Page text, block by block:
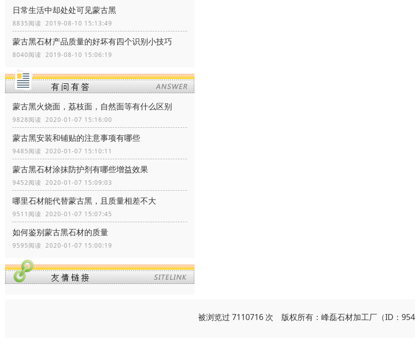
日常生活中却处处可见蒙古黑
8835阅读 2019-08-10 15:13:49
蒙古黑石材产品质量的好坏有四个识别小技巧
8040阅读 2019-08-10 15:06:19
蒙古黑火烧面，荔枝面，自然面等有什么区别
9828阅读 2020-01-07 15:16:00
蒙古黑安装和铺贴的注意事项有哪些
9485阅读 2020-01-07 15:10:11
蒙古黑石材涂抹防护剂有哪些增益效果
9452阅读 2020-01-07 15:09:03
哪里石材能代替蒙古黑，且质量相差不大
9511阅读 2020-01-07 15:07:45
如何鉴别蒙古黑石材的质量
9595阅读 2020-01-07 15:00:19
被浏览过 7110716 次 版权所有：峰磊石材加工厂（ID：